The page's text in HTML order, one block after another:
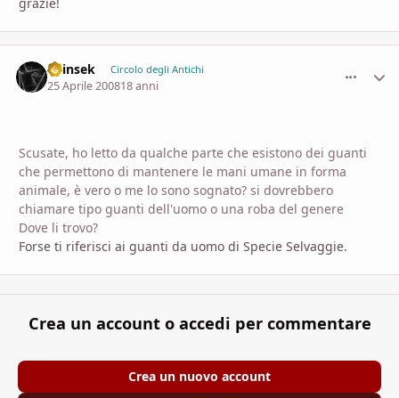
Shinsek Circolo degli Antichi
25 Aprile 200818 anni
Scusate, ho letto da qualche parte che esistono dei guanti
che permettono di mantenere le mani umane in forma
animale, è vero o me lo sono sognato? si dovrebbero
chiamare tipo guanti dell'uomo o una roba del genere
Dove li trovo?
Forse ti riferisci ai guanti da uomo di Specie Selvaggie.
Crea un account o accedi per commentare
Crea un nuovo account